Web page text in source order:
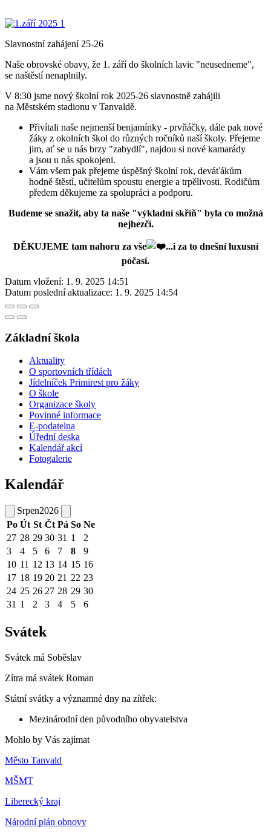
Slavnostní zahájení 25-26
Naše obrovské obavy, že 1. září do školních lavic "neusedneme",
se naštěstí nenaplnily.
V 8:30 jsme nový školní rok 2025-26 slavnostně zahájili
na Městském stadionu v Tanvaldě.
Přivítali naše nejmenší benjamínky - prvňáčky, dále pak nové
žáky z okolních škol do různých ročníků naší školy. Přejeme
jim, ať se u nás brzy "zabydlí", najdou si nové kamarády
a jsou u nás spokojeni.
Vám všem pak přejeme úspěšný školní rok, deváťákům
hodně štěstí, učitelům spoustu energie a trpělivosti. Rodičům
předem děkujeme za spolupráci a podporu.
Budeme se snažit, aby ta naše "výkladní skříň" byla co možná
nejhezčí.
DĚKUJEME tam nahoru za vše
...i za to dnešní luxusní
počasí.
Datum vložení: 1. 9. 2025 14:51
Datum poslední aktualizace: 1. 9. 2025 14:54
Základní škola
Aktuality
O sportovních třídách
Jídelníček Primirest pro žáky
O škole
Organizace školy
Povinné informace
E-podatelna
Úřední deska
Kalendář akcí
Fotogalerie
Kalendář
Srpen2026
Po Út St Čt Pá So Ne
27 28 29 30 31 1
2
3
4 5 6 7 8
9
10 11 12 13 14 15 16
17 18 19 20 21 22 23
24 25 26 27 28 29 30
31 1 2 3 4 5 6
Svátek
Svátek má Soběslav
Zítra má svátek Roman
Státní svátky a významné dny na zítřek:
Mezinárodní den původního obyvatelstva
Mohlo by Vás zajímat
Město Tanvald
MŠMT
Liberecký kraj
Národní plán obnovy